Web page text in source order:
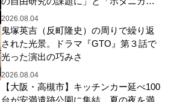
ガーデン 大阪」へ招待
2026.08.04
鬼塚英吉（反町隆史）の周りで繰り返
された光景。ドラマ『GTO』第３話で
光った演出の巧みさ
2026.08.04
【大阪・高槻市】キッチンカー延べ100
台が安満遺跡公園に集結、夏の夜を満